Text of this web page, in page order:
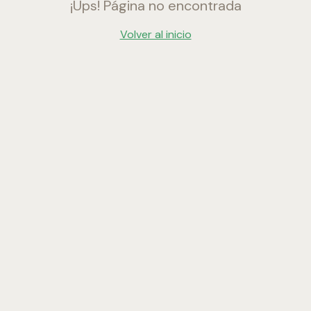
¡Ups! Página no encontrada
Volver al inicio